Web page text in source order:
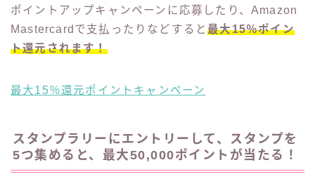
ポイントアップキャンペーンに応募したり、Amazon
Mastercardで支払ったりなどすると最大15％ポイン
ト還元されます！
最大15％還元ポイントキャンペーン
スタンプラリーにエントリーして、スタンプを
5つ集めると、最大50,000ポイントが当たる！